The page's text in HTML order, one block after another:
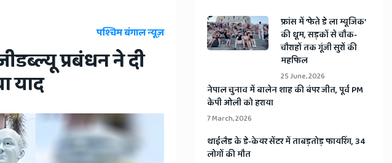
पश्चिम बंगाल न्यूज़
प्रबंधन ने दी
याद
​फ्रांस में ‘फेते डे ला म्यूजिक’
की धूम, सड़कों से चौक-
चौराहों तक गूंजी सुरों की
महफिल
25 June, 2026
​नेपाल चुनाव में बालेन शाह की बंपर जीत, पूर्व PM
केपी ओली को हराया
7 March, 2026
​थाईलैड के डे-केयर सेंटर में ताबड़तोड़ फायरिंग, 34
लोगों की मौत